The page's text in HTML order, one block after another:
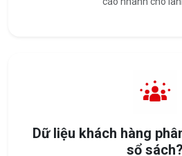
Dữ liệu khách hàng
sổ sách?